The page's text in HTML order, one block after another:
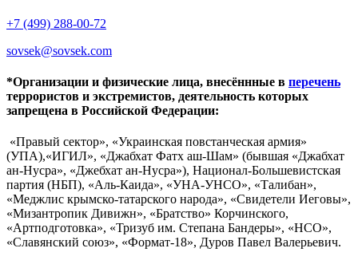
+7 (499) 288-00-72
sovsek@sovsek.com
*Организации и физические лица, внесённные в перечень
террористов и экстремистов, деятельность которых
запрещена в Российской Федерации:
«Правый сектор», «Украинская повстанческая армия»
(УПА),«ИГИЛ», «Джабхат Фатх аш-Шам» (бывшая «Джабхат
ан-Нусра», «Джебхат ан-Нусра»), Национал-Большевистская
партия (НБП), «Аль-Каида», «УНА-УНСО», «Талибан»,
«Меджлис крымско-татарского народа», «Свидетели Иеговы»,
«Мизантропик Дивижн», «Братство» Корчинского,
«Артподготовка», «Тризуб им. Степана Бандеры», «НСО»,
«Славянский союз», «Формат-18», Дуров Павел Валерьевич.